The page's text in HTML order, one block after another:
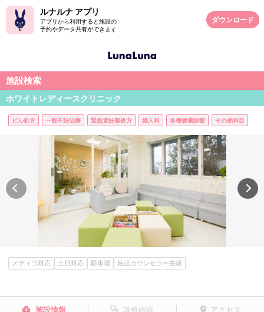
ルナルナ アプリ
アプリから利用すると施設の
予約やデータ共有ができます
ダウンロード
施設検索
ホワイトレディースクリニック
ピル処方 一般不妊治療 緊急避妊薬処方 婦人科 各種健康診断 その他科目
メディコ対応 土日対応 駐車場 妊活カウンセラー在籍
施設情報 診療内容 アクセス